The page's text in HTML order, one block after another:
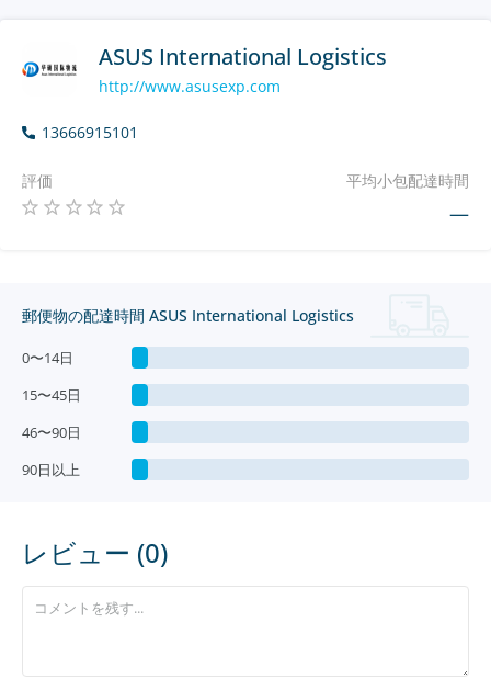
ASUS International Logistics
http://www.asusexp.com
13666915101
評価 平均小包配達時間
—
郵便物の配達時間 ASUS International Logistics
0〜14日
15〜45日
46〜90日
90日以上
レビュー (0)